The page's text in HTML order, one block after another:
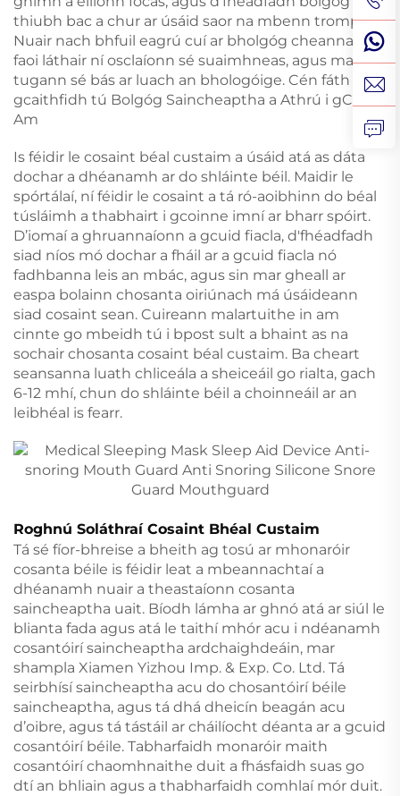
thiubh bac a chur ar úsáid saor na mbenn trompa.
Nuair nach bhfuil eagrú cuí ar bholgóg cheannaithe
faoi láthair ní osclaíonn sé suaimhneas, agus mar sin
tugann sé bás ar luach an bhologóige. Cén fáth go
gcaithfidh tú Bolgóg Saincheaptha a Athrú i gCeart
Am
Is féidir le cosaint béal custaim a úsáid atá as dáta
dochar a dhéanamh ar do shláinte béil. Maidir le
spórtálaí, ní féidir le cosaint a tá ró-aoibhinn do béal
túsláimh a thabhairt i gcoinne imní ar bharr spóirt.
D’iomaí a ghruannaíonn a gcuid fiacla, d'fhéadfadh
siad níos mó dochar a fháil ar a gcuid fiacla nó
fadhbanna leis an mbác, agus sin mar gheall ar
easpa bolainn chosanta oiriúnach má úsáideann
siad cosaint sean. Cuireann malartuithe in am
cinnte go mbeidh tú i bpost sult a bhaint as na
sochair chosanta cosaint béal custaim. Ba cheart
seansanna luath chliceála a sheiceáil go rialta, gach
6-12 mhí, chun do shláinte béil a choinneáil ar an
leibhéal is fearr.
Roghnú Soláthraí Cosaint Bhéal Custaim
Tá sé fíor-bhreise a bheith ag tosú ar mhonaróir
cosanta béile is féidir leat a mbeannachtaí a
dhéanamh nuair a theastaíonn cosanta
saincheaptha uait. Bíodh lámha ar ghnó atá ar siúl le
blianta fada agus atá le taithí mhór acu i ndéanamh
cosantóirí saincheaptha ardchaighdeáin, mar
shampla Xiamen Yizhou Imp. & Exp. Co. Ltd. Tá
seirbhísí saincheaptha acu do chosantóirí béile
saincheaptha, agus tá dhá dheicín beagán acu
d’oibre, agus tá tástáil ar cháilíocht déanta ar a gcuid
cosantóirí béile. Tabharfaidh monaróir maith
cosantóirí chaomhnaithe duit a fhásfaidh suas go
dtí an bhliain agus a thabharfaidh comhlaí mór duit.